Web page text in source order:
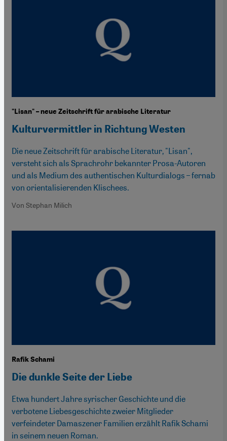
"Lisan" – neue Zeitschrift für arabische Literatur
Kulturvermittler in Richtung Westen
Die neue Zeitschrift für arabische Literatur, "Lisan",
versteht sich als Sprachrohr bekannter Prosa-Autoren
und als Medium des authentischen Kulturdialogs – fernab
von orientalisierenden Klischees.
Von Stephan Milich
Rafik Schami
Die dunkle Seite der Liebe
Etwa hundert Jahre syrischer Geschichte und die
verbotene Liebesgeschichte zweier Mitglieder
verfeindeter Damaszener Familien erzählt Rafik Schami
in seinem neuen Roman.